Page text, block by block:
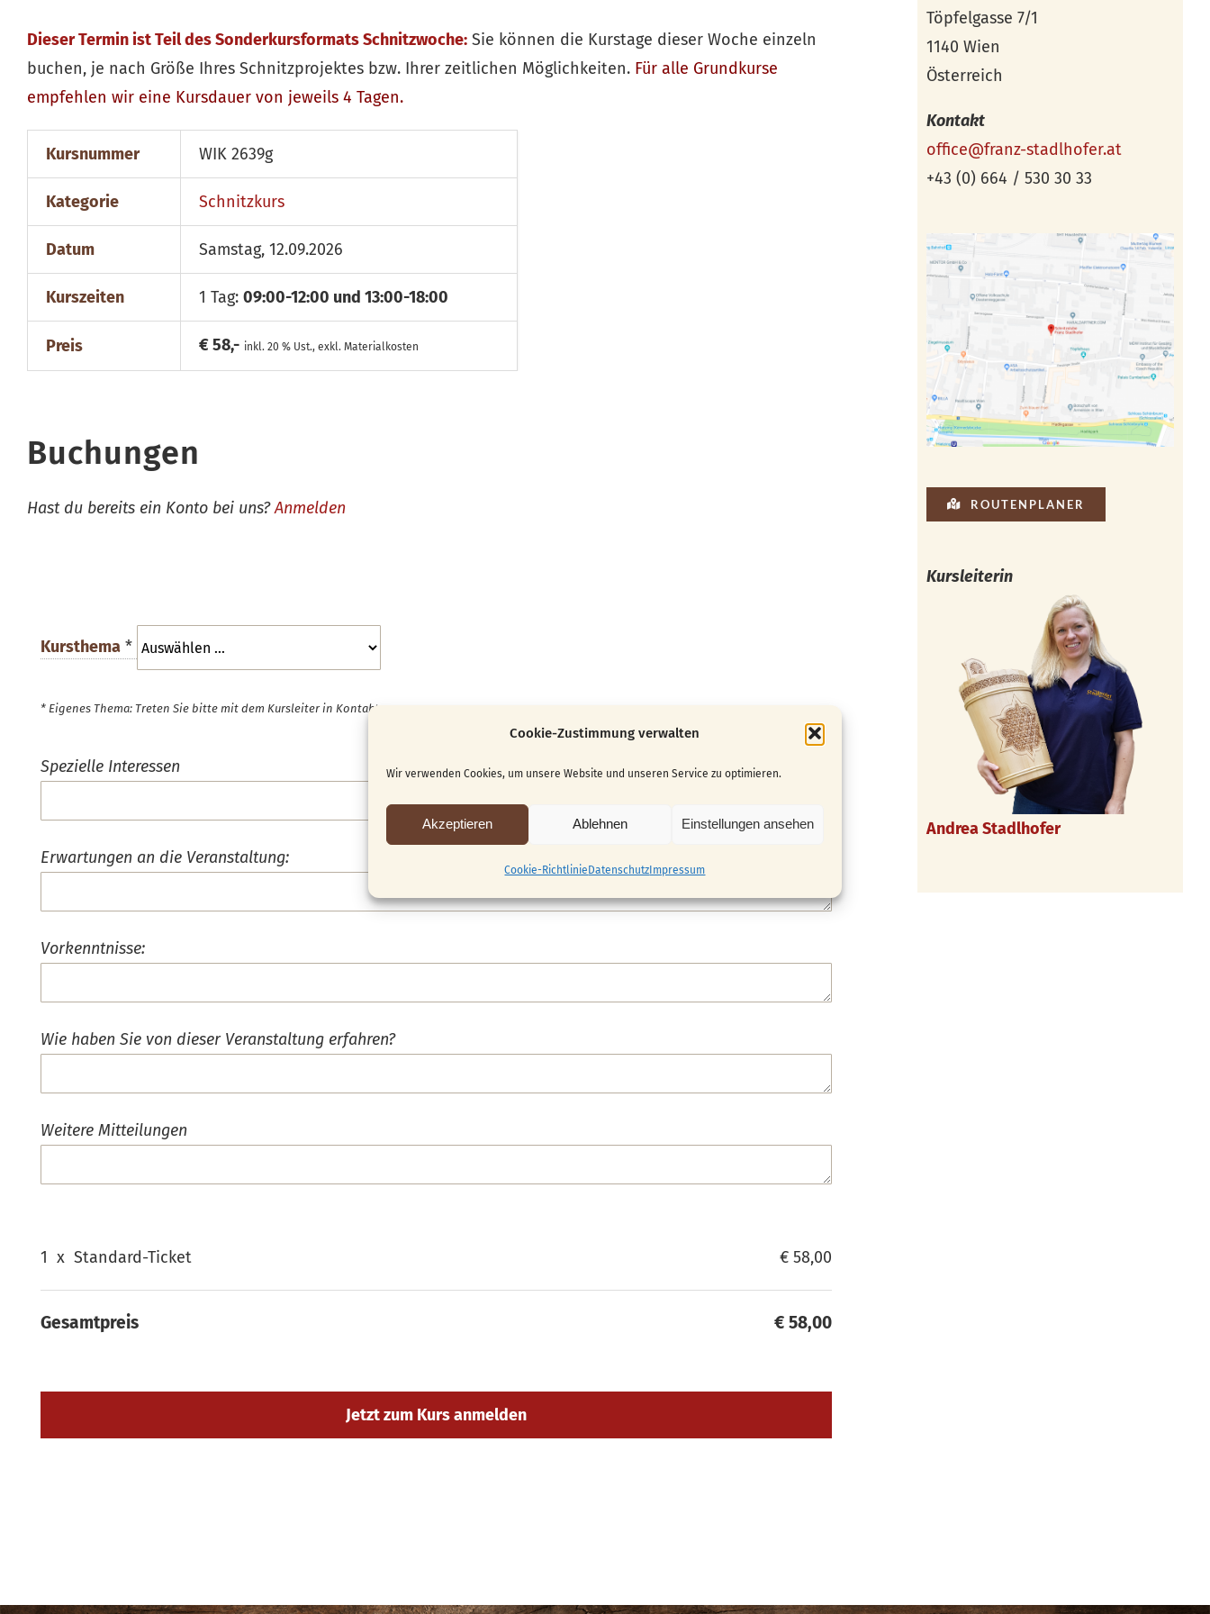
Cookie-Zustimmung verwalten
Wir verwenden Cookies, um unsere Website und unseren Service zu optimieren.
Akzeptieren Ablehnen Einstellungen ansehen
Cookie-RichtlinieDatenschutzImpressum
Dieser Termin ist Teil des Sonderkursformats Schnitzwoche: Sie können die Kurstage dieser Woche einzeln
buchen, je nach Größe Ihres Schnitzprojektes bzw. Ihrer zeitlichen Möglichkeiten. Für alle Grundkurse
empfehlen wir eine Kursdauer von jeweils 4 Tagen.
Kursnummer WIK 2639g
Kategorie Schnitzkurs
Datum Samstag, 12.09.2026
Kurszeiten 1 Tag: 09:00-12:00 und 13:00-18:00
Preis € 58,- inkl. 20 % Ust., exkl. Materialkosten
Buchungen
Hast du bereits ein Konto bei uns?Anmelden
Kursthema *
* Eigenes Thema: Treten Sie bitte mit dem Kursleiter in Kontakt.
Spezielle Interessen
Erwartungen an die Veranstaltung:
Vorkenntnisse:
Wie haben Sie von dieser Veranstaltung erfahren?
Weitere Mitteilungen
1 x Standard-Ticket € 58,00
Gesamtpreis € 58,00
Töpfelgasse 7/1
1140 Wien
Österreich
Kontakt
office@franz-stadlhofer.at
+43 (0) 664 / 530 30 33
ROUTENPLANER
Kursleiterin
Andrea Stadlhofer